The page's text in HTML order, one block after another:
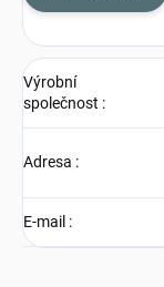
Výrobní
společnost :
Adresa :
E-mail :